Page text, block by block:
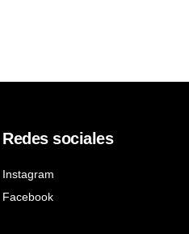
Redes sociales
Instagram
Facebook